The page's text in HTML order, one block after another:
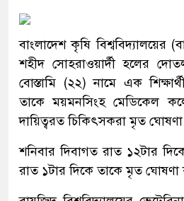
বাংলাদেশ কৃষি
শহীদ সোহরাওয়ার্দী হলের
বোস্তামি (২২) নামে এক
তাকে ময়মনসিংহ মেডিকেল
দায়িত্বরত চিকিৎসকরা মৃত
শনিবার দিবাগত রাত ১২টার
রাত ১টার দিকে তাকে মৃত ঘোষণা